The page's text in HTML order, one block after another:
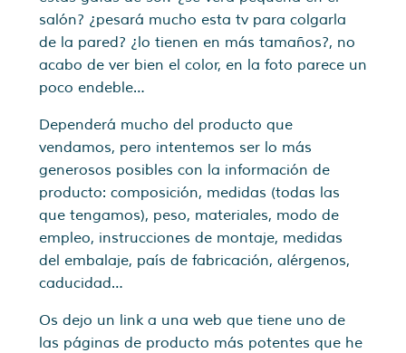
salón? ¿pesará mucho esta tv para colgarla
de la pared? ¿lo tienen en más tamaños?, no
acabo de ver bien el color, en la foto parece un
poco endeble…
Dependerá mucho del producto que
vendamos, pero intentemos ser lo más
generosos posibles con la información de
producto: composición, medidas (todas las
que tengamos), peso, materiales, modo de
empleo, instrucciones de montaje, medidas
del embalaje, país de fabricación, alérgenos,
caducidad…
Os dejo un link a una web que tiene uno de
las páginas de producto más potentes que he